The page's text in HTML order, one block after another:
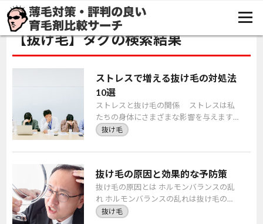
TOP 抜け毛
【抜け毛】タグの検索結果
ストレスで増える抜け毛の対処法
10選
ストレスと抜け毛の関係 ストレスは私
たちの身体にさまざまな影響を与えます
が、その中でも特に目立つのが抜け毛で
しており、多く […]
抜け毛
抜け毛の原因と効果的な予防策
抜け毛の原因とは ホルモンバランスの乱
れ ホルモンバランスの乱れは抜け毛の主
要な原因の一つです。特に女性では、妊
抜け毛